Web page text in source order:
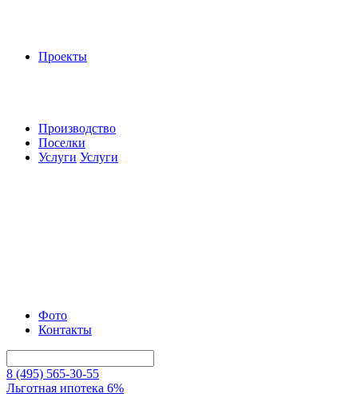
Проекты
Производство
Поселки
Услуги Услуги
Фото
Контакты
8 (495) 565-30-55
Льготная ипотека 6%